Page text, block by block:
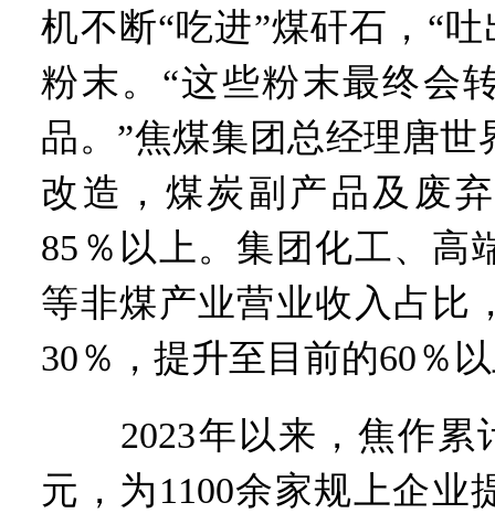
机不断“吃进”煤矸石，“
粉末。“这些粉末最终会
品。”焦煤集团总经理唐世
改造，煤炭副产品及废
85％以上。集团化工、高
等非煤产业营业收入占比
30％，提升至目前的60％
2023年以来，焦作累
元，为1100余家规上企业